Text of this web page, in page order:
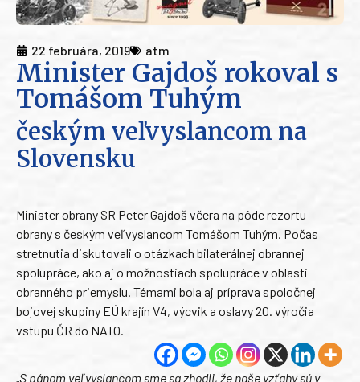
22 februára, 2019 atm
Minister Gajdoš rokoval s
Tomášom Tuhým
českým veľvyslancom na
Slovensku
Minister obrany SR Peter Gajdoš včera na pôde rezortu
obrany s českým veľvyslancom Tomášom Tuhým. Počas
stretnutia diskutovali o otázkach bilaterálnej obrannej
spolupráce, ako aj o možnostiach spolupráce v oblasti
obranného priemyslu. Témami bola aj príprava spoločnej
bojovej skupiny EÚ krajín V4, výcvik a oslavy 20. výročia
vstupu ČR do NATO.
„S pánom veľvyslancom sme sa zhodli, že naše vzťahy sú v